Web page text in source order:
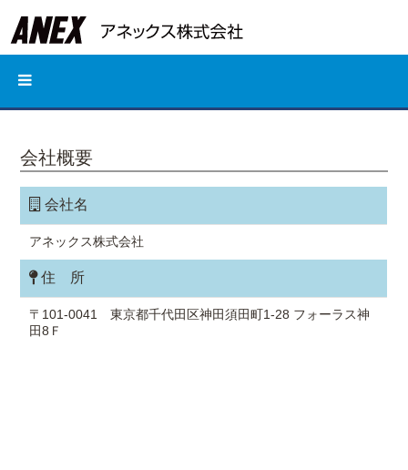
会社概要
会社名
アネックス株式会社
住 所
〒101-0041 東京都千代田区神田須田町1-28 フォーラス神
田8Ｆ